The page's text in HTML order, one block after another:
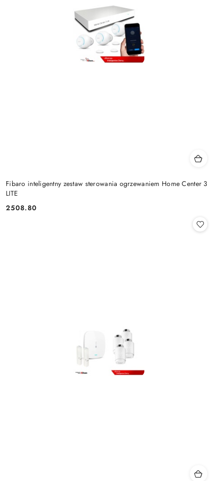
Fibaro inteligentny zestaw sterowania ogrzewaniem Home Center 3
LITE
Cena:
2508.80